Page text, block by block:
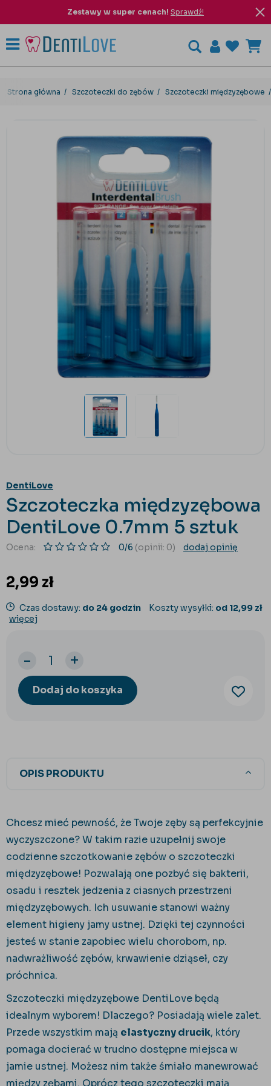
Zestawy w super cenach! Sprawdź!
Strona główna Szczoteczki do zębów Szczoteczki międzyzębowe
DentiLove
Szczoteczka międzyzębowa
DentiLove 0.7mm 5 sztuk
Ocena: 0/6 (opinii: 0) dodaj opinię
2,99 zł
Czas dostawy: do 24 godzin Koszty wysyłki: od 12,99 zł
więcej
- +
Dodaj do koszyka
OPIS PRODUKTU
Chcesz mieć pewność, że Twoje zęby są perfekcyjnie
wyczyszczone? W takim razie uzupełnij swoje
codzienne szczotkowanie zębów o szczoteczki
międzyzębowe! Pozwalają one pozbyć się bakterii,
osadu i resztek jedzenia z ciasnych przestrzeni
międzyzębowych. Ich usuwanie stanowi ważny
element higieny jamy ustnej. Dzięki tej czynności
jesteś w stanie zapobiec wielu chorobom, np.
nadwrażliwość zębów, krwawienie dziąseł, czy
próchnica.
Szczoteczki międzyzębowe DentiLove będą
idealnym wyborem! Dlaczego? Posiadają wiele zalet.
Przede wszystkim mają elastyczny drucik, który
pomaga docierać w trudno dostępne miejsca w
jamie ustnej. Możesz nim także śmiało manewrować